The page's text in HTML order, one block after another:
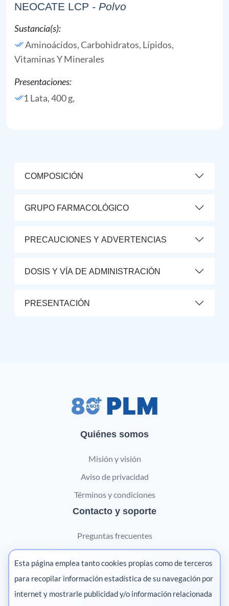
NEOCATE LCP - Polvo
Sustancia(s):
Aminoácidos,Carbohidratos, Lípidos,
Vitaminas Y Minerales
Presentaciones:
1 Lata, 400 g,
COMPOSICIÓN
GRUPO FARMACOLÓGICO
PRECAUCIONES Y ADVERTENCIAS
DOSIS Y VÍA DE ADMINISTRACIÓN
PRESENTACIÓN
Quiénes somos
Misión y visión
Aviso de privacidad
Términos y condiciones
Contacto y soporte
Preguntas frecuentes
Contáctanos
Marketing digital
Pharma
Esta página emplea tanto cookies propias como de terceros
para recopilar información estadística de su navegación por
internet y mostrarle publicidad y/o información relacionada